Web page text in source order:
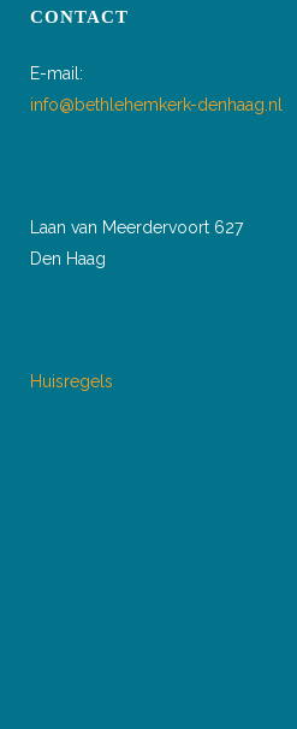
CONTACT
E-mail:
info@bethlehemkerk-denhaag.nl
Laan van Meerdervoort 627
Den Haag
Huisregels